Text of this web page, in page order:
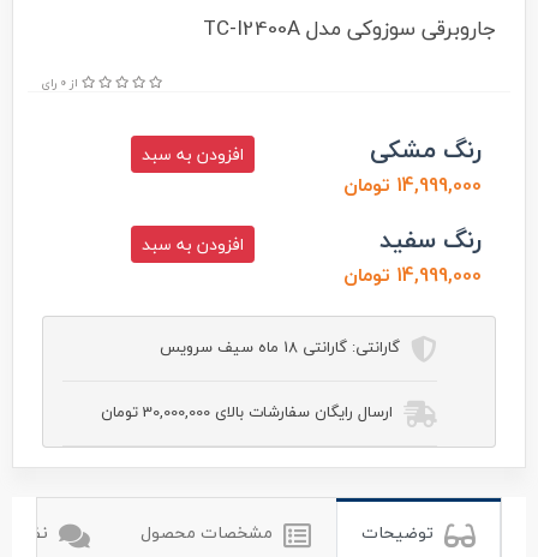
جاروبرقی سوزوکی مدل TC-I2400A
از 0 رای
رنگ مشکی
14,999,000 تومان
افزودن به سبد
رنگ سفید
14,999,000 تومان
افزودن به سبد
گارانتی: گارانتی 18 ماه سیف سرویس
ارسال رایگان سفارشات بالای 30,000,000 تومان
توضیحات مشخصات محصول نظرات